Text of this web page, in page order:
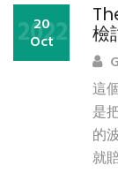
檢
20
Oct
2022
這
是
的
就